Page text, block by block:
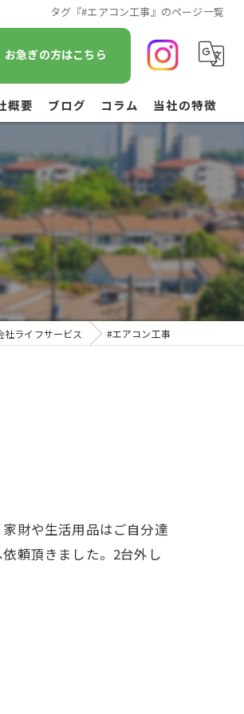
タグ『#エアコン工事』のページ一覧
お急ぎの方はこちら
概要 ブログ コラム 当社の特徴
遺品整理
不用品回収
草刈り
引越し
空き家管理
ライフサービス #エアコン工事
財や生活用品はご自分達
頼頂きました。2台外し